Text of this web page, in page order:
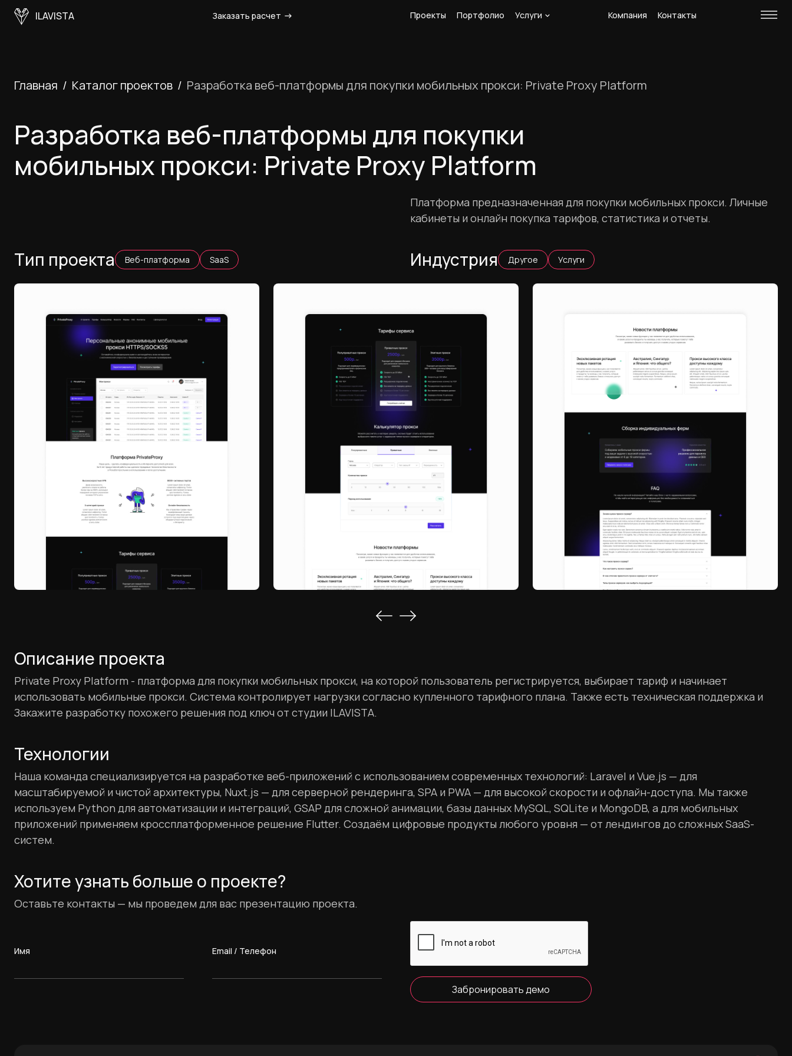
ILAVISTA Заказать расчет Проекты Портфолио Услуги Компания Контакты
Главная Каталог проектов Разработка веб-платформы для покупки мобильных прокси: Private Proxy Platform
Разработка веб-платформы для покупки
мобильных прокси: Private Proxy Platform
Платформа предназначенная для покупки мобильных прокси. Личные
кабинеты и онлайн покупка тарифов, статистика и отчеты.
Тип проекта Веб-платформа SaaS Индустрия Другое Услуги
Описание проекта
Private Proxy Platform - платформа для покупки мобильных прокси, на которой пользователь регистрируется, выбирает тариф и начинает
использовать мобильные прокси. Система контролирует нагрузки согласно купленного тарифного плана. Также есть техническая поддержка и
Закажите разработку похожего решения под ключ от студии ILAVISTA.
Технологии
Наша команда специализируется на разработке веб-приложений с использованием современных технологий: Laravel и Vue.js — для
масштабируемой и чистой архитектуры, Nuxt.js — для серверной рендеринга, SPA и PWA — для высокой скорости и офлайн-доступа. Мы также
используем Python для автоматизации и интеграций, GSAP для сложной анимации, базы данных MySQL, SQLite и MongoDB, а для мобильных
приложений применяем кроссплатформенное решение Flutter. Создаём цифровые продукты любого уровня — от лендингов до сложных SaaS-
систем.
Хотите узнать больше о проекте?
Оставьте контакты — мы проведем для вас презентацию проекта.
Имя Email / Телефон
Забронировать демо